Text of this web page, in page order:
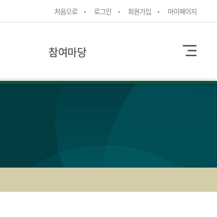
처음으로 로그인 회원가입 마이페이지
참여마당